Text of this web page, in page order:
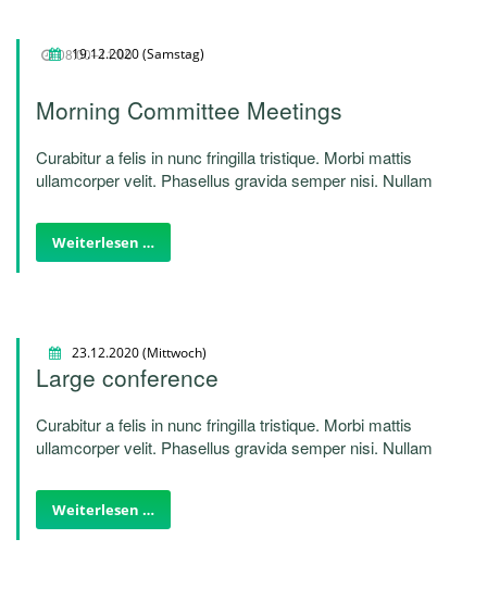
19.12.2020(Samstag)
08:00–11:00
Morning Committee Meetings
Curabitur a felis in nunc fringilla tristique. Morbi mattis
ullamcorper velit. Phasellus gravida semper nisi. Nullam
eget, semper nec, quam. Sed hendrerit. Morbi ac felis.
Nunc egestas, augue at pellentesque laoreet.
Weiterlesen …
23.12.2020(Mittwoch)
Large conference
Curabitur a felis in nunc fringilla tristique. Morbi mattis
ullamcorper velit. Phasellus gravida semper nisi. Nullam
eget, semper nec, quam. Sed hendrerit. Morbi ac felis.
Nunc egestas, augue at pellentesque laoreet.
Weiterlesen …